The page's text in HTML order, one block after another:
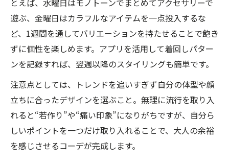
遊ぶ、金曜日はカラフルなアイテムを一点投入するな
ど、1週間を通してバリエーションを持たせることで飽き
ずに個性を楽しめます。アプリを活用して着回しパター
ンを記録すれば、翌週以降のスタイリングも簡単です。
注意点としては、トレンドを追いすぎず自分の体型や顔
立ちに合ったデザインを選ぶこと。無理に流行を取り入
れると“若作り”や“痛い印象”になりがちですが、自分ら
しいポイントを一つだけ取り入れることで、大人の余裕
を感じさせるコーデが完成します。